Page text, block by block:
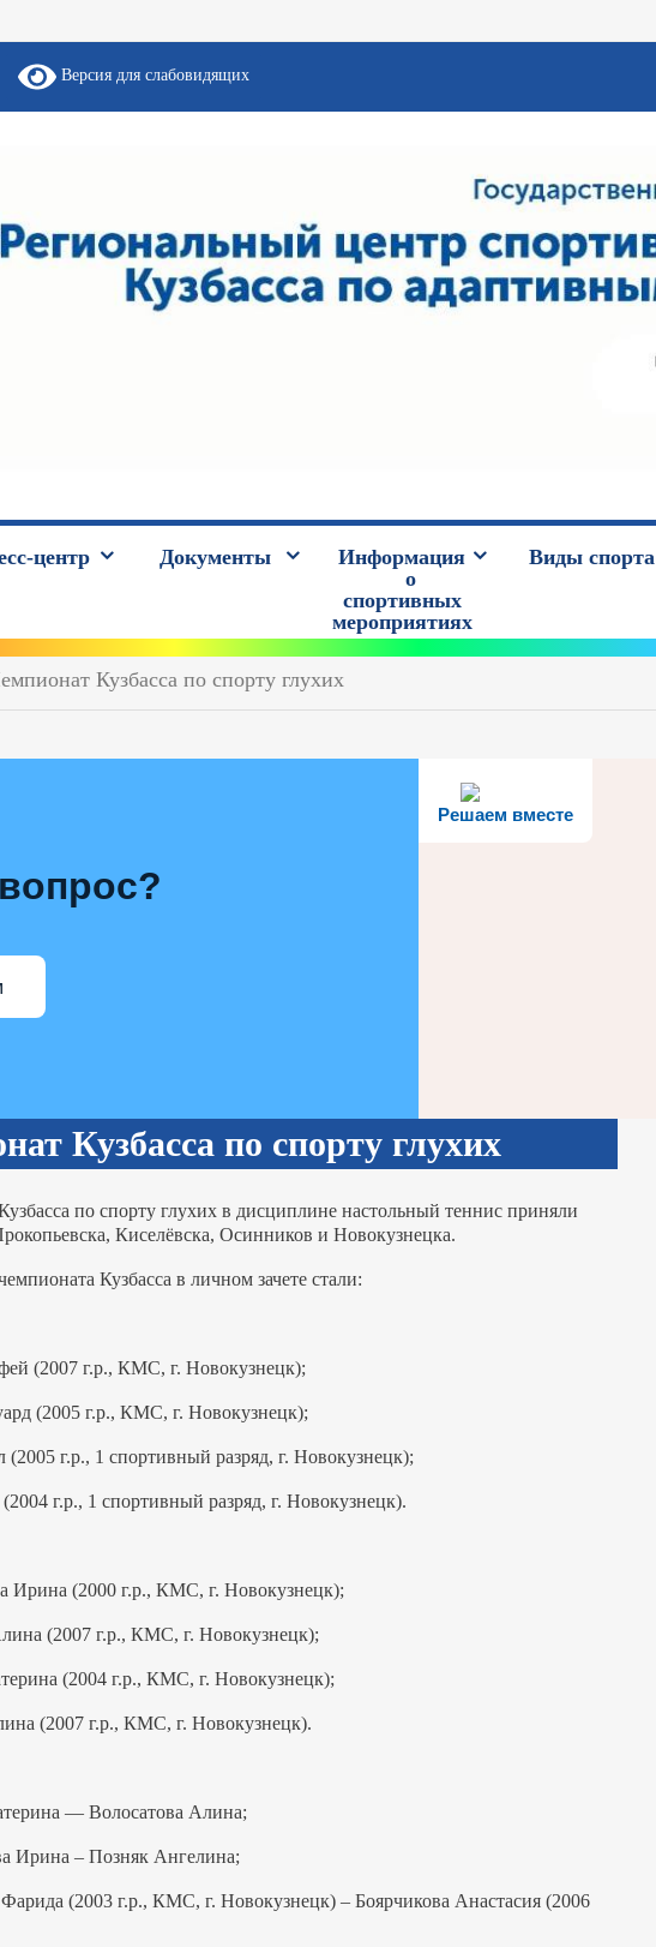
Версия для слабовидящих
центр Документы
Информация
о
спортивных
мероприятиях
Виды спорта
Кузбасса по спорту глухих
Решаем вместе
Кузбасса по спорту глухих
по спорту глухих в дисциплине настольный теннис приняли
Киселёвска, Осинников и Новокузнецка.
Кузбасса в личном зачете стали:
(2007 г.р., КМС, г. Новокузнецк);
(2005 г.р., КМС, г. Новокузнецк);
г.р., 1 спортивный разряд, г. Новокузнецк);
г.р., 1 спортивный разряд, г. Новокузнецк).
Ирина (2000 г.р., КМС, г. Новокузнецк);
(2007 г.р., КМС, г. Новокузнецк);
(2004 г.р., КМС, г. Новокузнецк);
(2007 г.р., КМС, г. Новокузнецк).
— Волосатова Алина;
Ирина – Позняк Ангелина;
(2003 г.р., КМС, г. Новокузнецк) – Боярчикова Анастасия (2006